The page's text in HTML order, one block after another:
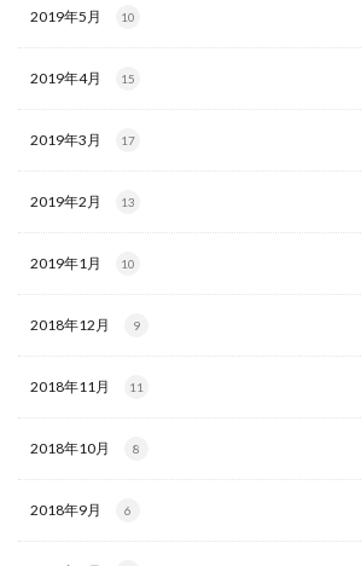
2019年5月 10
2019年4月 15
2019年3月 17
2019年2月 13
2019年1月 10
2018年12月 9
2018年11月 11
2018年10月 8
2018年9月 6